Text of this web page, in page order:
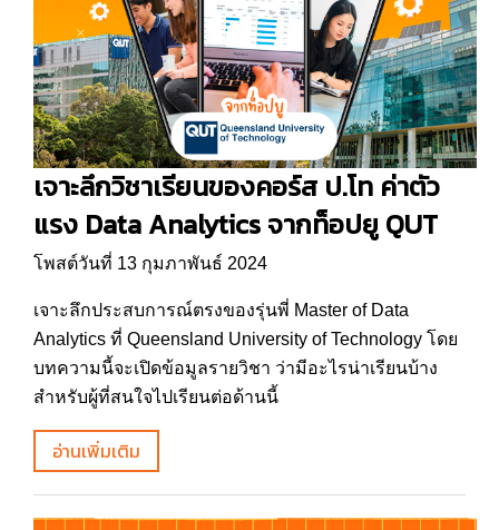
เจาะลึกวิชาเรียนของคอร์ส ป.โท ค่าตัว
แรง Data Analytics จากท็อปยู QUT
โพสต์วันที่ 13 กุมภาพันธ์ 2024
เจาะลึกประสบการณ์ตรงของรุ่นพี่ Master of Data
Analytics ที่ Queensland University of Technology โดย
บทความนี้จะเปิดข้อมูลรายวิชา ว่ามีอะไรน่าเรียนบ้าง
สำหรับผู้ที่สนใจไปเรียนต่อด้านนี้
อ่านเพิ่มเติม